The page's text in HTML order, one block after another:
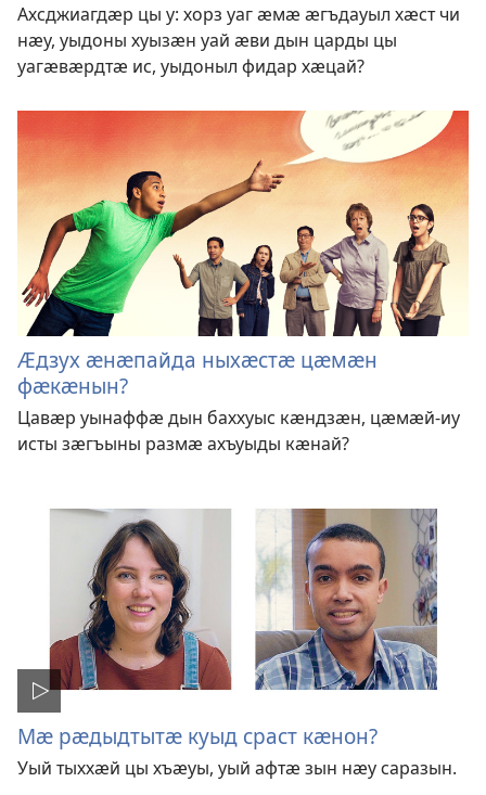
Ахсджиагдӕр цы у: хорз уаг ӕмӕ ӕгъдауыл хӕст чи
нӕу, уыдоны хуызӕн уай ӕви дын царды цы
уагӕвӕрдтӕ ис, уыдоныл фидар хӕцай?
Ӕдзух ӕнӕпайда ныхӕстӕ цӕмӕн
фӕкӕнын?
Цавӕр уынаффӕ дын баххуыс кӕндзӕн, цӕмӕй-иу
исты зӕгъыны размӕ ахъуыды кӕнай?
Мӕ рӕдыдтытӕ куыд сраст кӕнон?
Уый тыххӕй цы хъӕуы, уый афтӕ зын нӕу саразын.